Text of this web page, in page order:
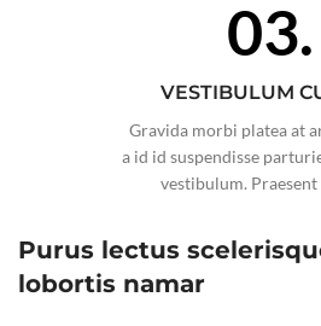
03.
VESTIBULUM
Gravida morbi platea at
a id id suspendisse
vestibulum.
Purus lectus
lobortis namar